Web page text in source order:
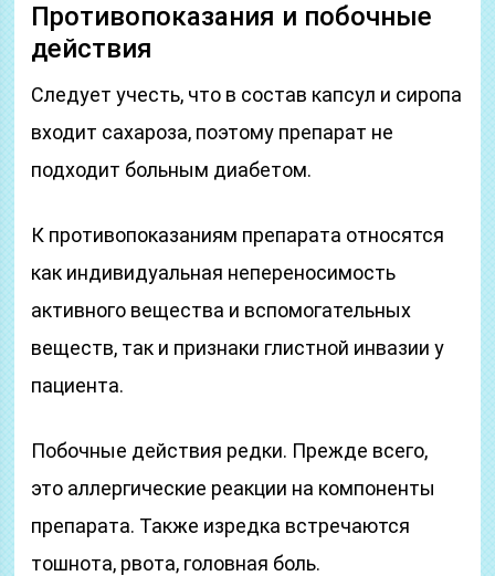
Противопоказания и побочные
действия
Следует учесть, что в состав капсул и сиропа
входит сахароза, поэтому препарат не
подходит больным диабетом.
К противопоказаниям препарата относятся
как индивидуальная непереносимость
активного вещества и вспомогательных
веществ, так и признаки глистной инвазии у
пациента.
Побочные действия редки. Прежде всего,
это аллергические реакции на компоненты
препарата. Также изредка встречаются
тошнота, рвота, головная боль.